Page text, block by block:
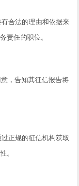
合法的理由和依据来
责任的职位。
，告知其征信报告将
正规的征信机构获取
。